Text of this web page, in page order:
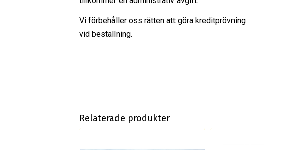
Vi förbehåller oss rätten att göra kreditprövning
vid beställning.
Relaterade produkter